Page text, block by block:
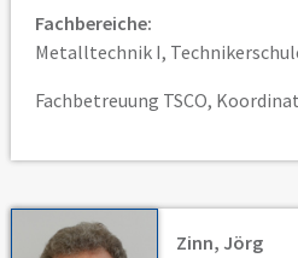
Fachbereiche:
Metalltechnik I,
Fachbetreuung TSCO,
Zinn, Jörg